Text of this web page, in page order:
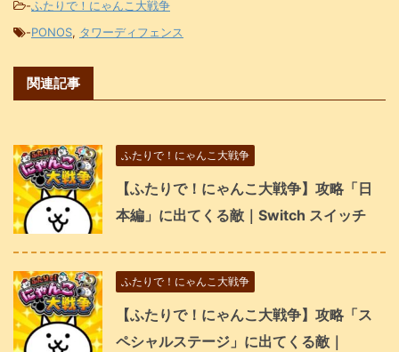
-ふたりで！にゃんこ大戦争
-PONOS, タワーディフェンス
関連記事
ふたりで！にゃんこ大戦争
【ふたりで！にゃんこ大戦争】攻略「日
本編」に出てくる敵｜Switch スイッチ
ふたりで！にゃんこ大戦争
【ふたりで！にゃんこ大戦争】攻略「ス
ペシャルステージ」に出てくる敵｜